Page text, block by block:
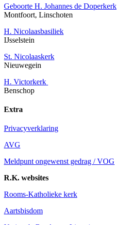
Geboorte H. Johannes de Doperkerk
Montfoort, Linschoten
H. Nicolaasbasiliek
IJsselstein
St. Nicolaaskerk
Nieuwegein
H. Victorkerk
Benschop
Extra
Privacyverklaring
AVG
Meldpunt ongewenst gedrag / VOG
R.K. websites
Rooms-Katholieke kerk
Aartsbisdom